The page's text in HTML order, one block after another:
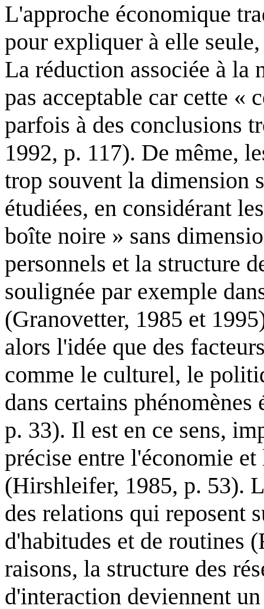
L'approche économique
pour expliquer à elle
La réduction associée à la
pas acceptable car cette «
parfois à des conclusions
1992, p. 117). De même,
trop souvent la dimension
étudiées, en considérant
boîte noire » sans
personnels et la structure
soulignée par exemple
(Granovetter, 1985 et
alors l'idée que des
comme le culturel, le
dans certains
p. 33). Il est en ce sens,
précise entre l'économie
(Hirshleifer, 1985, p. 53).
des relations qui reposent
d'habitudes et de routines
raisons, la structure des
d'interaction deviennent